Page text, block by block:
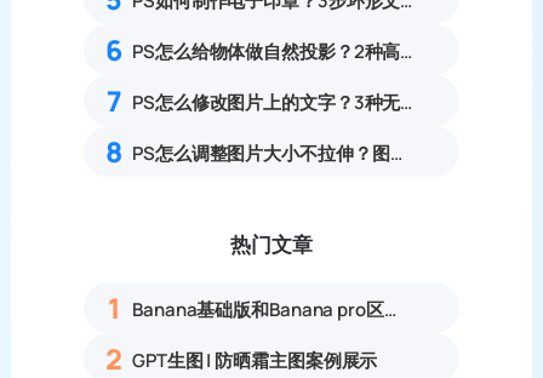
6 PS怎么给物体做自然投影？2种高效方法对比
7 PS怎么修改图片上的文字？3种无痕改字方案，消除修复痕迹
8 PS怎么调整图片大小不拉伸？图像大小与自由变换用法详解
热门文章
1 Banana基础版和Banana pro区别对比丨具体案例应用+使用教程
2 GPT生图 | 防晒霜主图案例展示